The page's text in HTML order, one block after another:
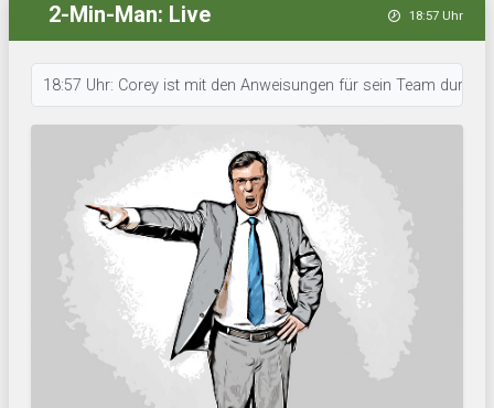
2-Min-Man: Live 18:57 Uhr
18:57 Uhr: Corey ist mit den Anweisungen für sein Team durch. •